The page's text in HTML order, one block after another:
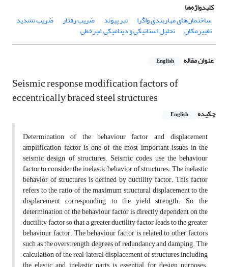
کلیدواژه‌ها
ساختمان‌های مهاربندی واگرا
تیر پیوند ضریب رفتار ضریب تشدید
تغییرمکان تحلیل استاتیکی و دینامیکی غیرخطی
عنوان مقاله English
Seismic response modification factors of
eccentrically braced steel structures
چکیده English
Determination of the behaviour factor and displacement
amplification factor is one of the most important issues in the
seismic design of structures. Seismic codes use the behaviour
factor to consider the inelastic behavior of structures. The inelastic
behavior of structures is defined by ductility factor. This factor
refers to the ratio of the maximum structural displacement to the
displacement corresponding to the yield strength. So, the
determination of the behaviour factor is directly dependent on the
ductility factor so that a greater ductility factor leads to the greater
behaviour factor. The behaviour factor is related to other factors
such as the overstrength, degrees of redundancy and damping. The
calculation of the real lateral displacement of structures including